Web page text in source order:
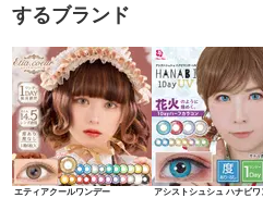
するブランド
エティアクールワンデー